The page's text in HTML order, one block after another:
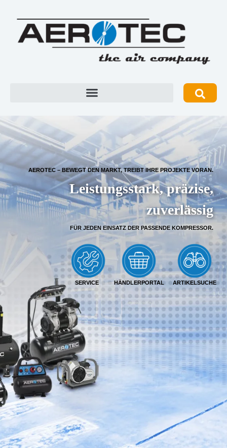
FÜR JEDEN EINSATZ DER PASSENDE KOMPRESSOR.
SERVICE
Leistungsstark, präzise,
zuverlässig
AEROTEC – BEWEGT DEN MARKT, TREIBT IHRE PROJEKTE VORAN.
HÄNDLERPORTAL ARTIKELSUCHE